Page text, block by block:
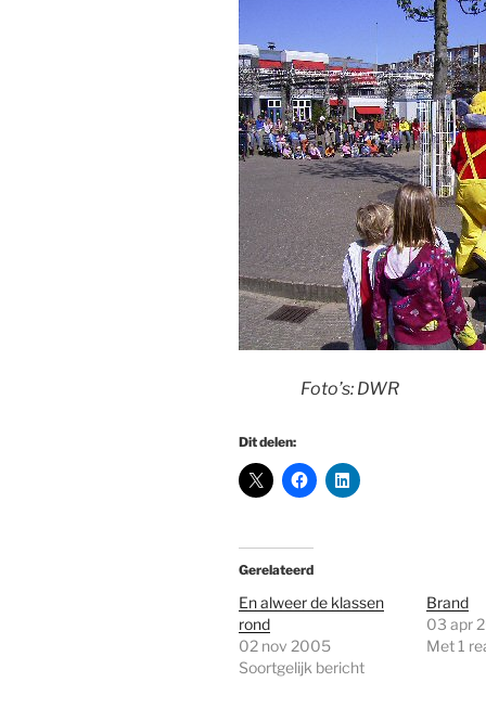
Foto’s: DWR
Dit delen:
Gerelateerd
En alweer de klassen
rond
02 nov 2005
Soortgelijk bericht
Brand
03 apr
Met 1